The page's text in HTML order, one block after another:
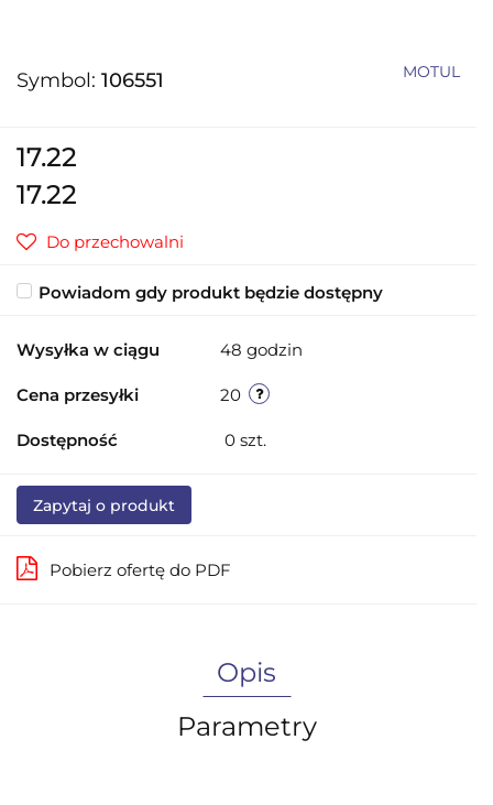
Symbol: 106551 MOTUL
17.22
17.22
Do przechowalni
Powiadom gdy produkt będzie dostępny
Wysyłka w ciągu 48 godzin
Cena przesyłki 20
Dostępność 0 szt.
Zapytaj o produkt
Pobierz ofertę do PDF
Opis
Parametry